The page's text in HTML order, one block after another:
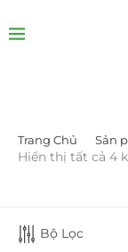
LỌC BỞI GIÁ
Trang Chủ Sản
Hiển thị tất cả 4
Bộ Lọc